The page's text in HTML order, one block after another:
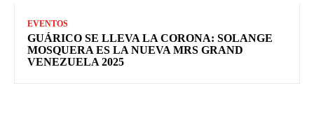
EVENTOS
GUÁRICO SE LLEVA LA CORONA: SOLANGE
MOSQUERA ES LA NUEVA MRS GRAND
VENEZUELA 2025